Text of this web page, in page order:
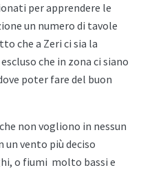
per apprendere le
un numero di tavole
che a Zeri ci sia la
che in zona ci siano
poter fare del buon
non vogliono in nessun
un vento più deciso
o fiumi molto bassi e